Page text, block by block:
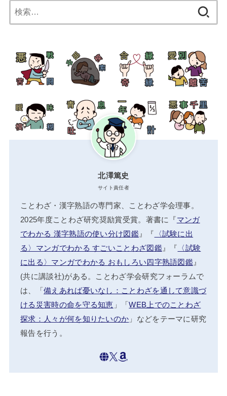
索:
北澤篤史
サイト責任者
ことわざ・漢字熟語の専門家、ことわざ学会理事。
2025年度ことわざ研究奨励賞受賞。著書に『マンガ
でわかる 漢字熟語の使い分け図鑑』『 〈試験に出
る〉マンガでわかる すごいことわざ図鑑』『 〈試験
に出る〉マンガでわかる おもしろい四字熟語図鑑 』
(共に講談社)がある。ことわざ学会研究フォーラムで
は、「備えあれば憂いなし：ことわざを通して意識づ
ける災害時の命を守る知恵 」「WEB上でのことわざ
探求：人々が何を知りたいのか 」などをテーマに研究
報告を行う。